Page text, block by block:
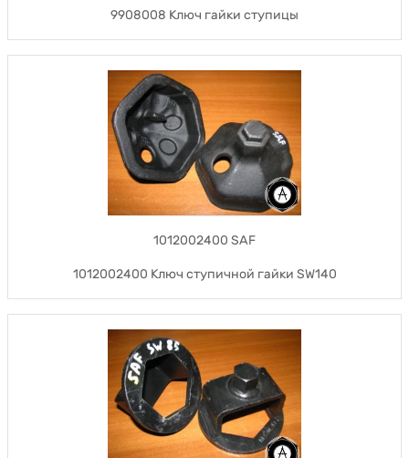
9908008 Ключ гайки ступицы
1012002400 SAF
1012002400 Ключ ступичной гайки SW140